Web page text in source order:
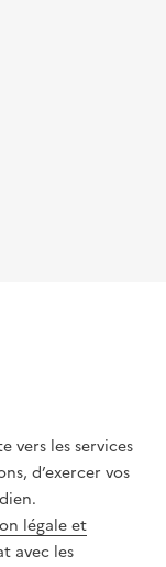
vers les services
d’exercer vos
légale et
avec les